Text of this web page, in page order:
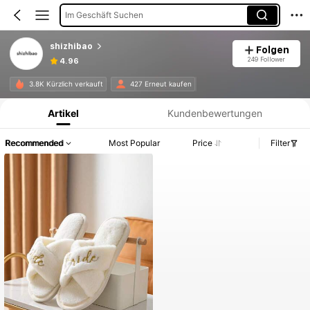
Im Geschäft Suchen
shizhibao
4.96
Folgen
249 Follower
3.8K Kürzlich verkauft 427 Erneut kaufen
Produktinformation: Preisangabe, Verkaufs- und Lagerbestandsdetails.
Artikel Kundenbewertungen
Recommended Most Popular Price Filter